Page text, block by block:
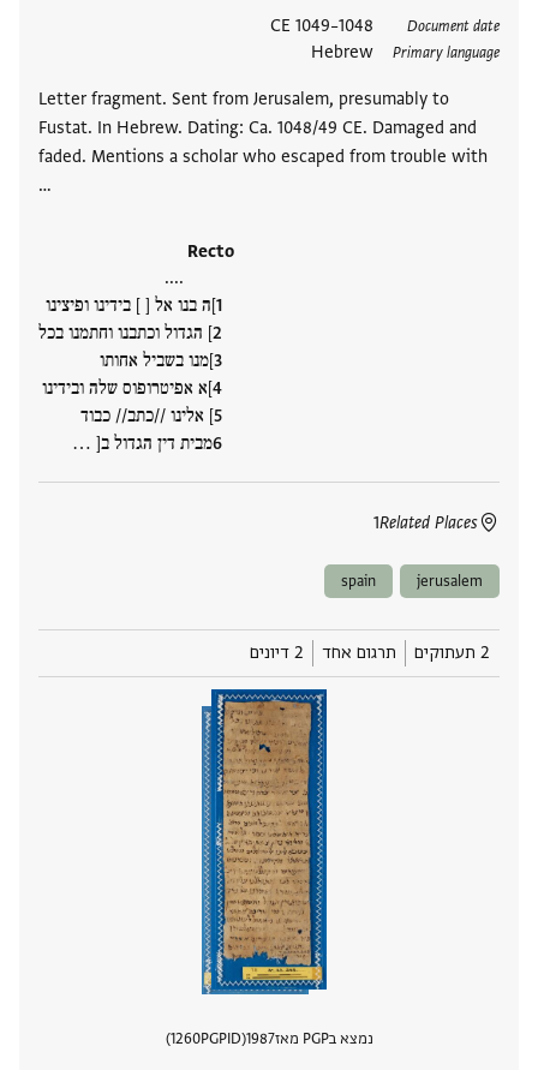
Document date
1048–1049 CE
Primary language
Hebrew
Letter fragment. Sent from Jerusalem, presumably to
Fustat. In Hebrew. Dating: Ca. 1048/49 CE. Damaged and
faded. Mentions a scholar who escaped from trouble with
…
Recto
....
]ה בנו אל [ ] בידינו ופיצינו
] הגדול וכתבנו וחתמנו בכל
]מנו בשביל אחותו
]א אפיטרופוס שלה ובידינו
] אלינו //כתב// כבוד
מבית דין הגדול ב[ ‮…
Related Places
1
תגים
jerusalem
spain
2 תעתוקים תרגום אחד 2 דיונים
נמצא בPGP מאז 1987
PGPID
1260